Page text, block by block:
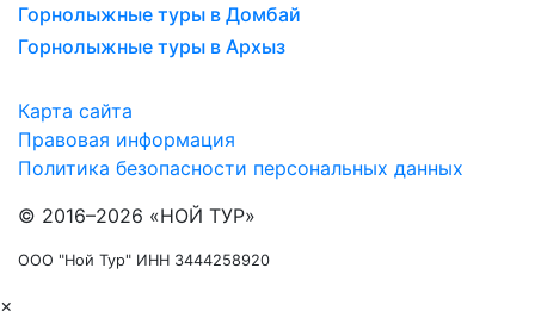
Горнолыжные туры в Домбай
Горнолыжные туры в Архыз
Карта сайта
Правовая информация
Политика безопасности персональных данных
© 2016–2026 «НОЙ ТУР»
ООО "Ной Тур" ИНН 3444258920
×